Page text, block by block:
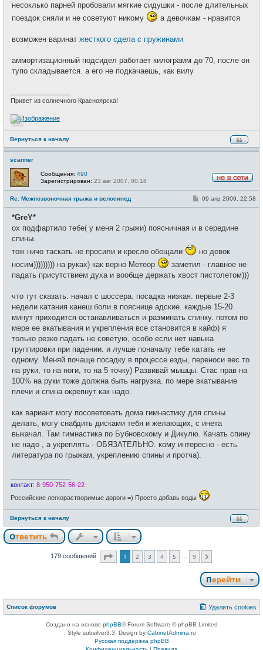
несоклько парней пробовали мягкие сидушки - после длительных
поездок сняли и не советуют никому
а девочкам - нравится
возможен варинат жесткого сдела с пружинами
аммортизационный подсидел работает килограмм до 70, после он
тупо складывается. а его не подкачаешь, как вилу
Привет из солнечного Красноярска!
Вернуться к началу
scanner
в
с
Сообщения: 490
Зарегистрирован: 23 авг 2007, 00:18
Re: Межпозвоночная грыжа и велосипед
С
щ
е
09 апр 2009, 22:58
*GreY*
ох подфартило тебе( у меня 2 грыжи) поясничная и в середине
спины.
тож ничо таскать не просили и кресло обещали
но девок
носим))))))))) на руках) как верно Метеор
заметил - главное не
падать присутствием духа и вообще держать хвост пистолетом)))
что тут сказать. начал с шоссера. посадка низкая. первые 2-3
недели катания канеш боли в пояснице адские. каждые 15-20
минут приходится останавливаться и разминать спинку. потом по
мере ее вкатывания и укрепления все становится в кайф) я
только резко падать не советую, особо если нет навыка
группировки при падении. и лучше поначалу тебе катать не
одному. Меняй почаще посадку в процессе езды, переноси вес то
на руки, то на ноги, то на 5 точку) Развивай мышцы. Стас прав на
100% на руки тоже должна быть нагрузка. по мере вкатывание
плечи и спина окрепнут как надо.
как вариант могу посоветовать дома гимнастику для спины
делать, могу снабдить дисками тебя и желающих, с инета
выкачал. Там гимнастика по Бубновскому и Дикулю. Качать спину
не надо , а укреплять - ОБЯЗАТЕЛЬНО. кому интересно - есть
литература по грыжам, укреплению спины и протча).
контакт: 8-950-752-56-22
Российские легкорастворимые дороги =) Просто добавь воды
Вернуться к началу
Ответить
179 сообщений Страница из
1 2 3 4 5 … 9
Перейти
Список форумов Удалить cookies
Создано на основе phpBB® Forum Software © phpBB Limited
Style subsilver3.3. Design by CabinetAdmina.ru
Русская поддержка phpBB